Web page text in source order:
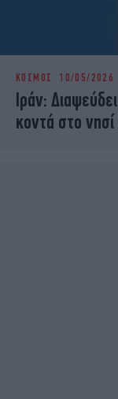
ΚΟΣΜΟΣ 10/05/2026
Ιράν:
κοντά στο